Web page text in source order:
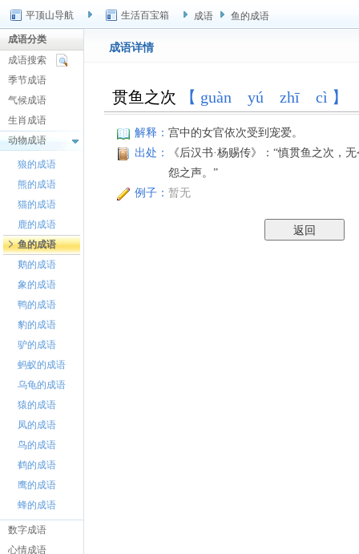
平顶山导航 生活百宝箱 成语 鱼的成语
成语分类
成语搜索
季节成语
气候成语
生肖成语
动物成语
狼的成语
熊的成语
猫的成语
鹿的成语
鱼的成语
鹅的成语
象的成语
鸭的成语
豹的成语
驴的成语
蚂蚁的成语
乌龟的成语
猿的成语
凤的成语
鸟的成语
鹤的成语
鹰的成语
蜂的成语
数字成语
心情成语
成语详情
贯鱼之次 【 guàn yú zhī cì 】
解释： 宫中的女官依次受到宠爱。
出处：
《后汉书·杨赐传》：“慎贯鱼之次，
怨之声。”
例子： 暂无